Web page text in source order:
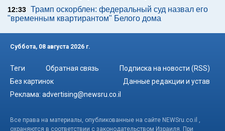
12:33 Трамп оскорблен: федеральный суд назвал его
"временным квартирантом" Белого дома
Суббота, 08 августа 2026 г.
Теги Обратная связь
Подписка на новости (RSS)
Без картинок
Данные редакции и устав
Реклама: advertising@newsru.co.il
Все права на материалы, опубликованные на сайте NEWSru.co.il ,
охраняются в соответствии с законодательством Израиля. При